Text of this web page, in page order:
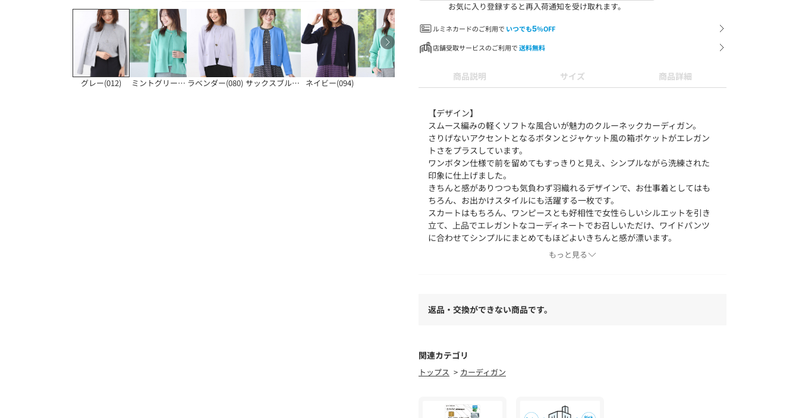
グレー(012) ミントグリーン(02ラベンダー(080) サックスブルー(09ネイビー(094)
お気に入り登録すると再入荷通知を受け取れます。
ルミネカードのご利用で いつでも5%OFF
店舗受取サービスのご利用で送料無料
商品説明 サイズ 商品詳細
【デザイン】
スムース編みの軽くソフトな風合いが魅力のクルーネックカーディガン。
さりげないアクセントとなるボタンとジャケット風の箱ポケットがエレガン
トさをプラスしています。
ワンボタン仕様で前を留めてもすっきりと見え、シンプルながら洗練された
印象に仕上げました。
きちんと感がありつつも気負わず羽織れるデザインで、お仕事着としてはも
ちろん、お出かけスタイルにも活躍する一枚です。
スカートはもちろん、ワンピースとも好相性で女性らしいシルエットを引き
立て、上品でエレガントなコーディネートでお召しいただけ、ワイドパンツ
に合わせてシンプルにまとめてもほどよいきちんと感が漂います。
アンサンブルでお召しいただけるよう、同素材のニットトップスをご用意し
【素材】
また、リサイクルPEを使用した環境に配慮した原料素材になっています。
【仕様】
もっと見る
返品・交換ができない商品です。
関連カテゴリ
トップス カーディガン